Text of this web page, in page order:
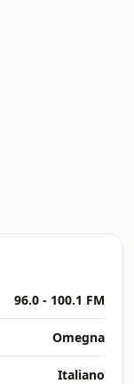
96.0 - 100.1 FM
Omegna
Italiano